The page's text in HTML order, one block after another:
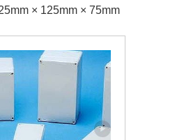
× 125mm × 75mm